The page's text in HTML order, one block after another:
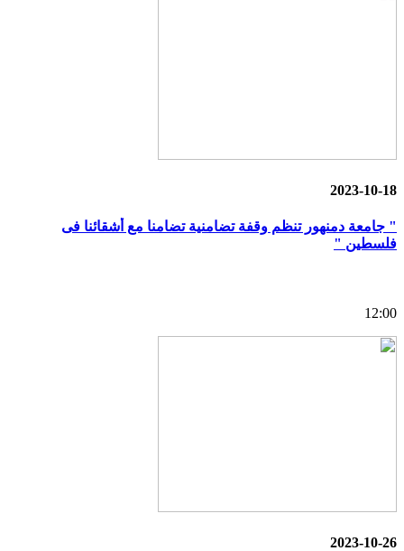
2023-10-18
" جامعة دمنهور تنظم وقفة تضامنية تضامنا مع أشقائنا فى
فلسطين "
12:00
2023-10-26